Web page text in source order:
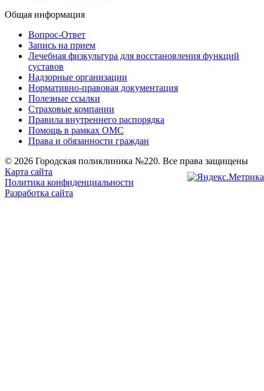
Общая информация
Вопрос-Ответ
Запись на прием
Лечебная физкультура для восстановления функций
суставов
Надзорные организации
Нормативно-правовая документация
Полезные ссылки
Страховые компании
Правила внутреннего распорядка
Помощь в рамках ОМС
Права и обязанности граждан
© 2026 Городская поликлиника №220. Все права защищены
Карта сайта
Политика конфиденциальности
Разработка сайта